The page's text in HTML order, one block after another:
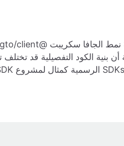
الكود التفصيلية قد تختلف